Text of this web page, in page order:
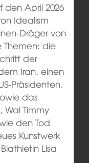
den April 2026
Idealism
Dräger von
die
der
Iran, einen
Präsidenten,
das
Timmy
den Tod
Kunstwerk
Lisa